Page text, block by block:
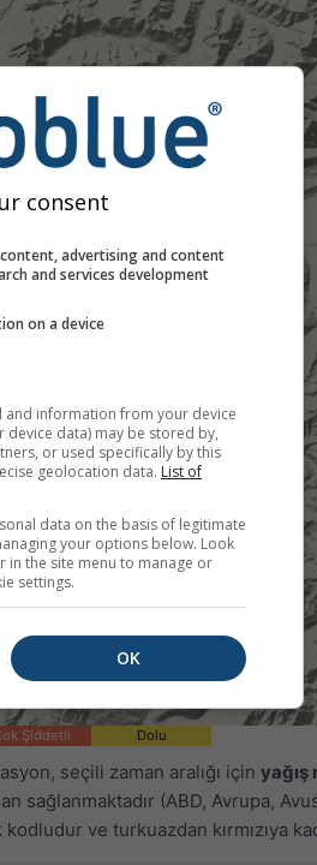
Şiddetli Dolu
seçili zaman aralığı için yağış
sağlanmaktadır (ABD, Avrupa,
kodludur ve turkuazdan kırmızıya
consent
advertising and content
and services development
on a device
information from your device
data) may be stored by,
or used specifically by this
geolocation data. List of
data on the basis of legitimate
your options below. Look
the site menu to manage or
settings.
OK